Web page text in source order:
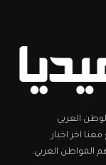
العربي
تأسست عام 2002. تابع معنا اخر اخبار
المواطن العربي.